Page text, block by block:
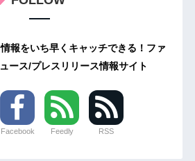
報をいち早くキャッチできる！ファ
ース/プレスリリース情報サイト
Facebook Feedly RSS